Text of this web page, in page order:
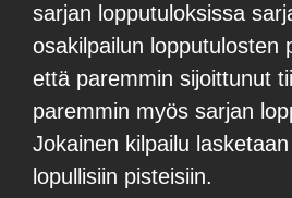
sarjan lopputuloksissa
osakilpailun lopputulosten
että paremmin sijoittunut
paremmin myös sarjan
Jokainen kilpailu
lopullisiin pisteisiin.